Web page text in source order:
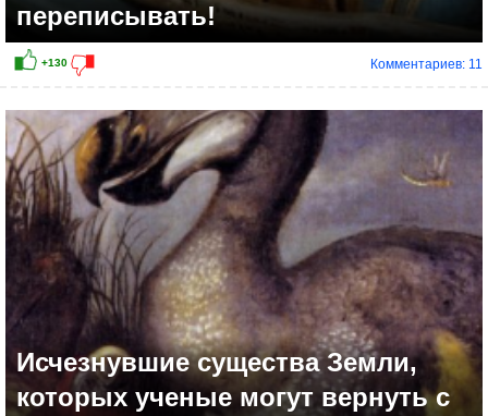
+60
переписывать!
Комментариев: 11
Исчезнувшие существа Земли,
которых ученые могут вернуть с